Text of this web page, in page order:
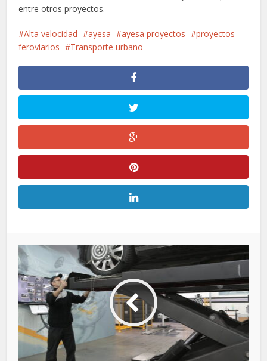
entre otros proyectos.
Alta velocidad ayesa ayesa proyectos
proyectos
feroviarios
Transporte urbano